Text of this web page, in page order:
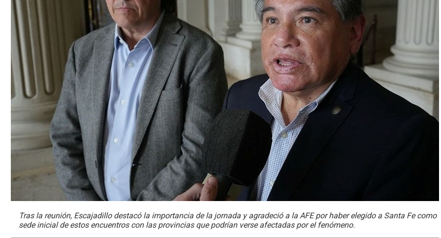
Tras la reunión, Escajadillo destacó la importancia de la jornada y agradeció a la AFE por haber elegido a Santa Fe como
sede inicial de estos encuentros con las provincias que podrían verse afectadas por el fenómeno.